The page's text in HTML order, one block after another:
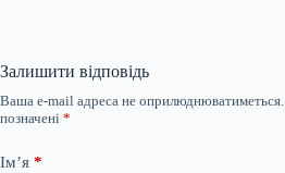
Залишити відповідь
Ваша e-mail адреса не оприлюднюватиметься.
позначені *
Ім’я *